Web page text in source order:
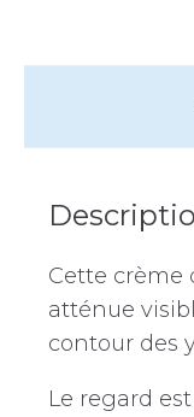
Cette crème
atténue
contour des
Le regard